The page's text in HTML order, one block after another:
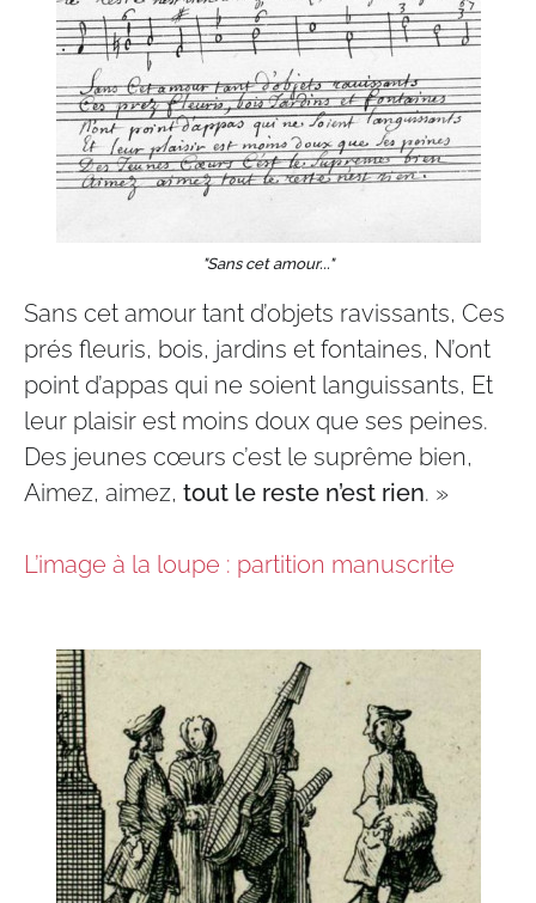
"Sans cet amour..."
Sans cet amour tant d’objets ravissants, Ces
prés fleuris, bois, jardins et fontaines, N’ont
point d’appas qui ne soient languissants, Et
leur plaisir est moins doux que ses peines.
Des jeunes cœurs c’est le suprême bien,
Aimez, aimez, tout le reste n’est rien. »
L’image à la loupe : partition manuscrite